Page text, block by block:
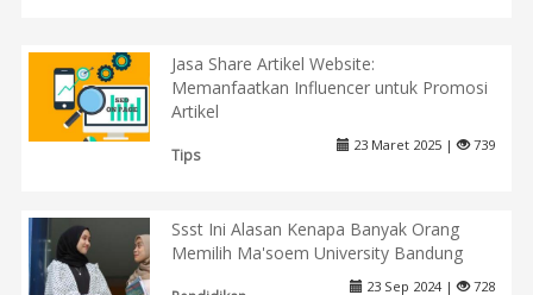
Jasa Share Artikel Website:
Memanfaatkan Influencer untuk Promosi
Artikel
Tips
23 Maret 2025 | 739
Ssst Ini Alasan Kenapa Banyak Orang
Memilih Ma'soem University Bandung
23 Sep 2024 | 728